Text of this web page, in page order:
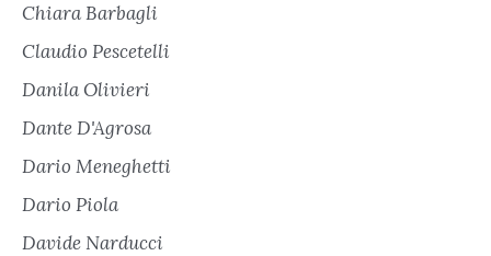
Chiara Barbagli
Claudio Pescetelli
Danila Olivieri
Dante D'Agrosa
Dario Meneghetti
Dario Piola
Davide Narducci